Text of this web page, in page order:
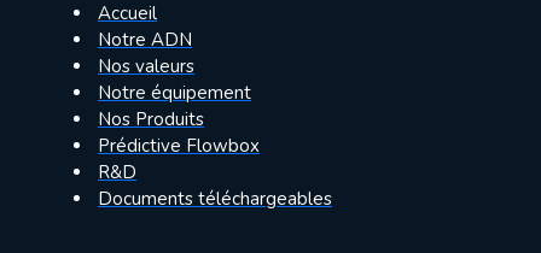
Accueil
Notre ADN
Nos valeurs
Notre équipement
Nos Produits
Prédictive Flowbox
R&D
Documents téléchargeables